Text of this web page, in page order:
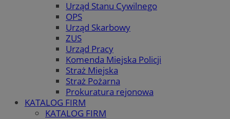
Urząd Stanu Cywilnego
OPS
Urząd Skarbowy
ZUS
Urząd Pracy
Komenda Miejska Policji
Straż Miejska
Straż Pożarna
Prokuratura rejonowa
KATALOG FIRM
KATALOG FIRM